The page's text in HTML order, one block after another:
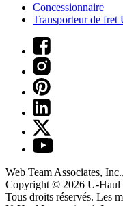
Concessionnaire
Transporteur de
Web Team Associates,
Copyright © 2026 U-Haul
Tous droits réservés. Les